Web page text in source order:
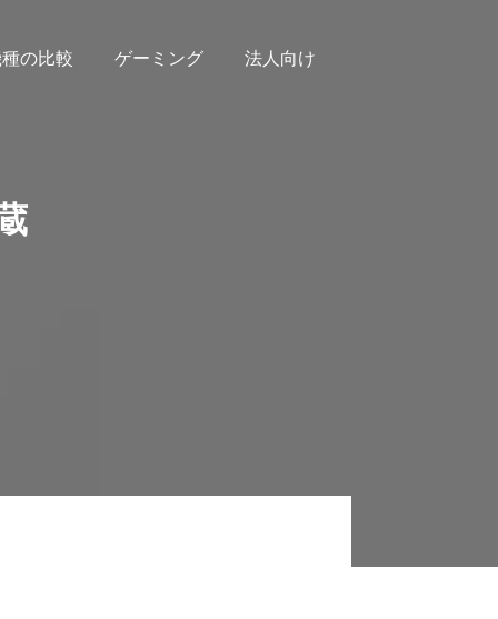
の比較 ゲーミング 法人向け